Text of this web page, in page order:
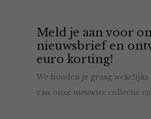
Meld je aan voor
nieuwsbrief en
euro korting!
We houden je graag
van onze nieuwste collectie en